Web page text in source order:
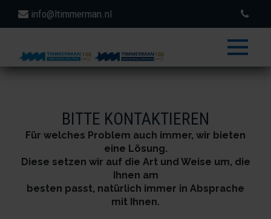
info@ltimmerman.nl
toggle
BITTE KONTAKTIEREN
Für welches Problem auch immer, wir bieten
eine Lösung.
Diese setzen wir auf die Art und Weise um, die
Ihnen am
besten passt, natürlich immer in Absprache
mit Ihnen.